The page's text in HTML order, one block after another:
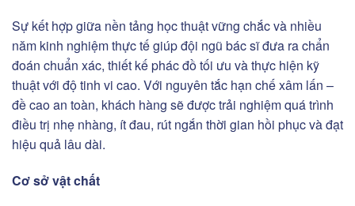
Sự kết hợp giữa nền tảng học thuật vững chắc và nhiều
năm kinh nghiệm thực tế giúp đội ngũ bác sĩ đưa ra chẩn
đoán chuẩn xác, thiết kế phác đồ tối ưu và thực hiện kỹ
thuật với độ tinh vi cao. Với nguyên tắc hạn chế xâm lấn –
đề cao an toàn, khách hàng sẽ được trải nghiệm quá trình
điều trị nhẹ nhàng, ít đau, rút ngắn thời gian hồi phục và đạt
hiệu quả lâu dài.
Cơ sở vật chất